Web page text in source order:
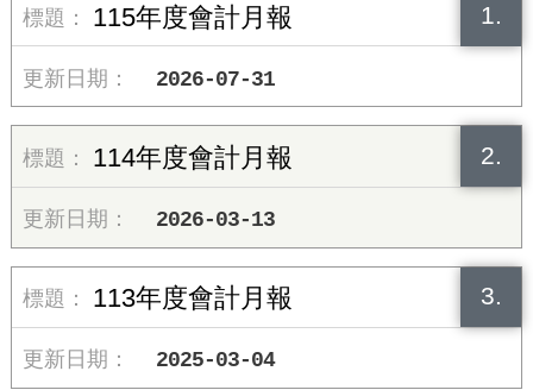
1.
115年度會計月報
2026-07-31
2.
114年度會計月報
2026-03-13
3.
113年度會計月報
2025-03-04